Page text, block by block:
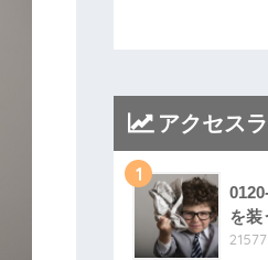
アクセス
1
を装